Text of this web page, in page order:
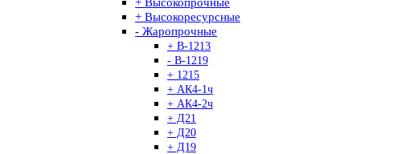
+ Высокоресурсные
- Жаропрочные
+ В-1213
- В-1219
+ 1215
+ АК4-1ч
+ АК4-2ч
+ Д21
+ Д20
+ Д19